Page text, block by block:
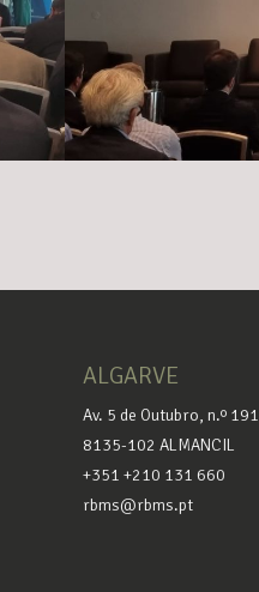
ALGARVE
Av. 5 de Outubro, n.º 191
8135-102 ALMANCIL
+351 +210 131 660
rbms@rbms.pt